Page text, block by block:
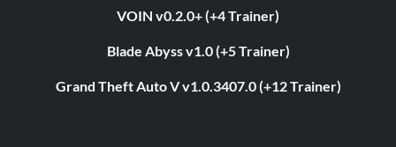
VOIN v0.2.0+ (+4 Trainer)
Blade Abyss v1.0 (+5 Trainer)
Grand Theft Auto V v1.0.3407.0 (+12 Trainer)